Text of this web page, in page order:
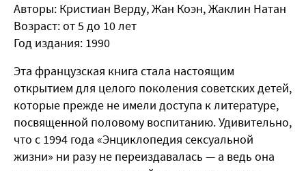
Авторы: Кристиан Верду, Жан Коэн, Жаклин Натан
Возраст: от 5 до 10 лет
Год издания: 1990
Эта французская книга стала настоящим
открытием для целого поколения советских детей,
которые прежде не имели доступа к литературе,
посвященной половому воспитанию. Удивительно,
что с 1994 года «Энциклопедия сексуальной
жизни» ни разу не переиздавалась — а ведь она